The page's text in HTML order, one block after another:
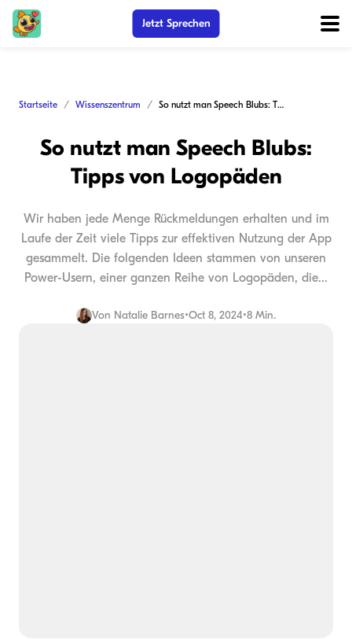
Jetzt Sprechen
Startseite Wissenszentrum So nutzt man Speech Blubs: Tipps von Logopäden
So nutzt man Speech Blubs:
Tipps von Logopäden
Wir haben jede Menge Rückmeldungen erhalten und im
Laufe der Zeit viele Tipps zur effektiven Nutzung der App
gesammelt. Die folgenden Ideen stammen von unseren
Power-Usern, einer ganzen Reihe von Logopäden, die...
Von Natalie Barnes•Oct 8, 2024•8 Min.